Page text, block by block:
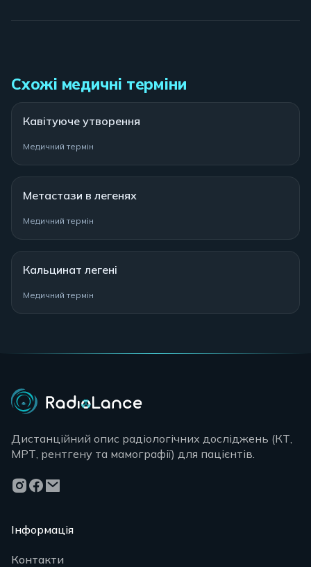
Схожі медичні терміни
Кавітуюче утворення
Медичний термін
Метастази в легенях
Медичний термін
Кальцинат легені
Медичний термін
Дистанційний опис радіологічних досліджень (КТ,
МРТ, рентгену та мамографії) для пацієнтів.
Інформація
Контакти